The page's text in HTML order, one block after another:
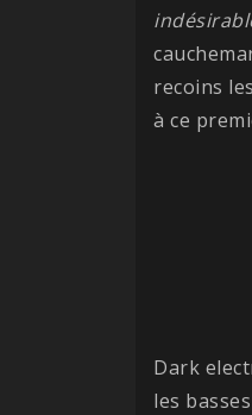
recoins
à ce
Dark
les